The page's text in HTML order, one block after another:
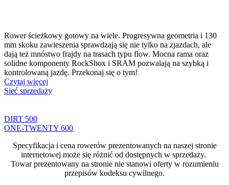
Rower ścieżkowy gotowy na wiele. Progresywna geometria i 130
mm skoku zawieszenia sprawdzają się nie tylko na zjazdach, ale
dają też mnóstwo frajdy na trasach typu flow. Mocna rama oraz
solidne komponenty RockShox i SRAM pozwalają na szybką i
kontrolowaną jazdę. Przekonaj się o tym!
Czytaj więcej
Sieć sprzedaży
DIRT 500
ONE-TWENTY 600
Specyfikacja i cena rowerów prezentowanych na naszej stronie
internetowej może się różnić od dostępnych w sprzedaży.
Towar prezentowany na stronie nie stanowi oferty w rozumieniu
przepisów kodeksu cywilnego.